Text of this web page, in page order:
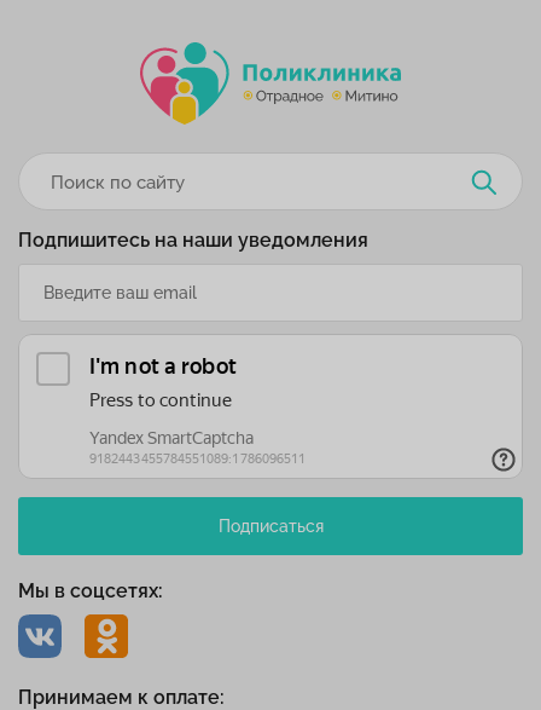
Мы в соцсетях:
Подпишитесь на наши уведомления
Подписаться
Принимаем к оплате: